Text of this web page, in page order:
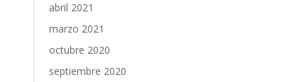
abril 2021
marzo 2021
octubre 2020
septiembre 2020